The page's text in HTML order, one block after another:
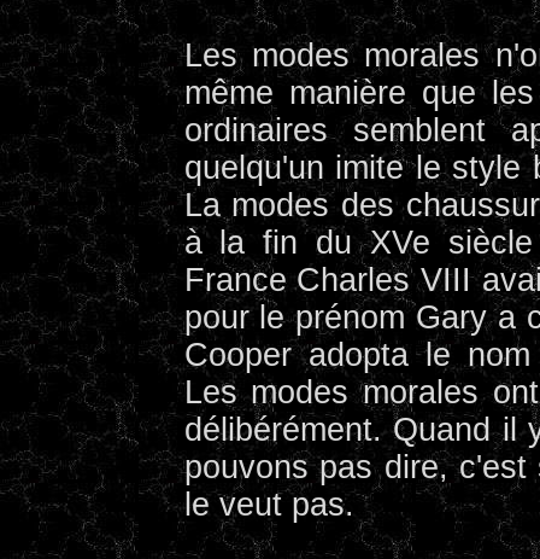
Les modes morales
même manière que
ordinaires semblent
quelqu'un imite le style
La modes des
à la fin du XVe
France Charles VIII
pour le prénom Gary a
Cooper adopta le
Les modes morales
délibérément. Quand il
pouvons pas dire,
le veut pas.